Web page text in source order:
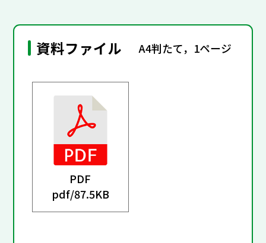
資料ファイル A4判たて，1ページ
PDF
pdf/87.5KB